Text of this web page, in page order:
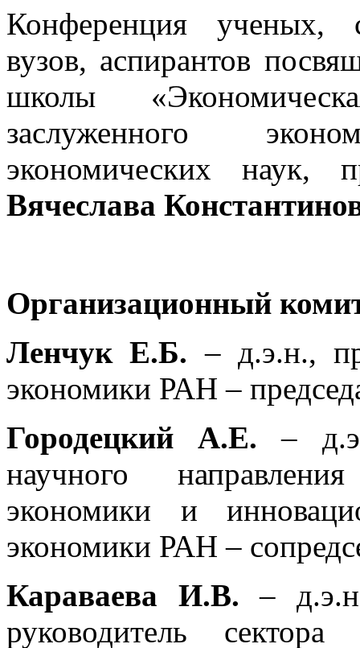
Конференция ученых,
вузов, аспирантов
школы
заслуженного
экономических наук,
Вячеслава
Организационный
Ленчук Е.Б. – д.э.н.,
экономики РАН –
Городецкий А.Е.–
научного
экономики и
экономики РАН –
Караваева И.В.–
руководитель сектора